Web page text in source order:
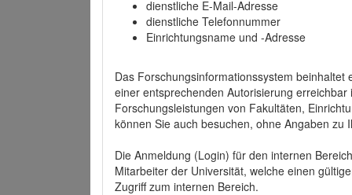
dienstliche E-Mail-Adresse
dienstliche Telefonnummer
Einrichtungsname und -Adresse
Das Forschungsinformationssystem beinhaltet
einer entsprechenden Autorisierung
Forschungsleistungen von Fakultäten,
können Sie auch besuchen, ohne Angaben zu
Die Anmeldung (Login) für den internen
Mitarbeiter der Universität, welche einen
Zugriff zum internen Bereich.